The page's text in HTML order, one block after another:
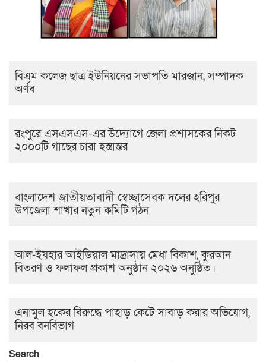
বিএম কলেজ ছাত্র ইউনিয়নের সভাপতি মারজান, সম্পাদক
অর্ণব
রংপুরে এসএসএস-এর উদ্যোগে জেলা প্রশাসকের নিকট
২০০০টি গাছের চারা হস্তান্তর
বাংলাদেশ জাতীয়তাবাদী স্বেচ্ছাসেবক দলের হরিপুর
উপজেলা শাখার নতুন কমিটি গঠন
আল-ইযহার আইডিয়াল মাদ্রাসায় মেধা বিকাশ, কুরআন
বিতরণ ও ফলাফল প্রকাশ অনুষ্ঠান ২০২৬ অনুষ্ঠিত।
এনামুল হকের বিরুদ্ধে পাহাড় কেটে সাবাড় করার অভিযোগ,
নিরব বনবিভাগ
Search